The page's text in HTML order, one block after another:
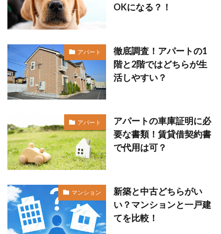
OKになる？！
アパート
徹底調査！アパートの1
階と2階ではどちらが生
活しやすい？
アパート
アパートの車庫証明に必
要な書類！賃貸借契約書
で代用は可？
マンション
新築と中古どちらがい
い？マンションと一戸建
てを比較！